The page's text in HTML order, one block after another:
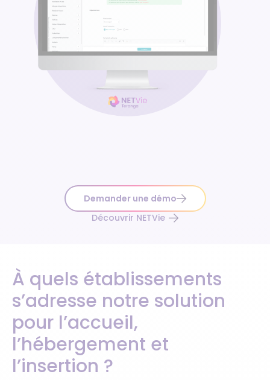
Demander une démo
Découvrir NETVie
À quels établissements
s’adresse notre solution
pour l’accueil,
l’hébergement et
l’insertion ?